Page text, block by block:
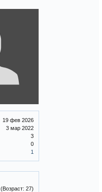
19 фев 2026
3 мар 2022
3
0
1
(Возраст: 27)